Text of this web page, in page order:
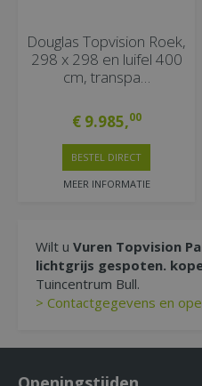
Douglas Topvision Roek,
298 x 298 en luifel 400
cm, transpa…
€ 9.985,00
MEER INFORMATIE
BESTEL DIRECT
Wilt u Vuren Topvision
lichtgrijs gespoten.
Tuincentrum Bull.
> Contactgegevens en